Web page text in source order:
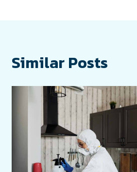
Similar Posts